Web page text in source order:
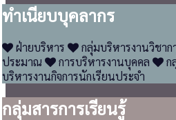
ทำเนียบบุคลากร
ฝ่ายบริหาร กลุ่มบริหารงานวิชาก
ประมาณ
การบริหารงานบุคคล ก
บริหารงานกิจการนักเรียนประจำ
กลุ่มสารการเรียนรู้